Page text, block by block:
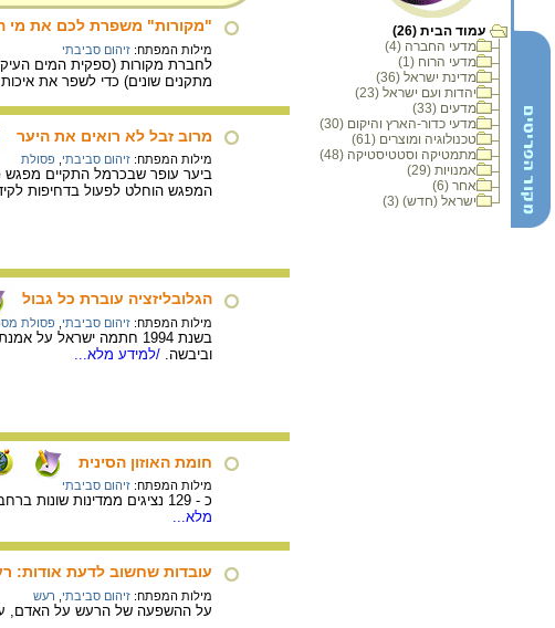
עמוד הבית (26)
מדעי החברה (4)
מדעי הרוח (1)
מדינת ישראל (36)
יהדות ועם ישראל (23)
מדעים (33)
מדעי כדור-הארץ והיקום (30)
טכנולוגיה ומוצרים (61)
מתמטיקה וסטטיסטיקה (48)
אמנויות (29)
אחר (6)
ישראל (חדש) (3)
"מקורות" משפרת לכם את מי
מילות המפתח: זיהום סביבתי
לחברת מקורות (ספקית המים
מתקנים שונים) כדי לשפר את
מרוב זבל לא רואים את היער
מילות המפתח: זיהום סביבתי פסולת
ביער עופר שבכרמל התקיים מפגש
המפגש הוחלט לפעול בדחיפות
הגלובליזציה עוברת כל גבול
מילות המפתח: זיהום סביבתי פסולת
בשנת 1994 חתמה ישראל
וביבשה. /למידע מלא...
חומת האוזון הסינית
מילות המפתח: זיהום סביבתי
כ - 129 נציגים ממדינות שונות ברחבי העולם הגיעו לועידת מונטריאול שנערכה בעיר בייג'ינג שבסין. מטרתו העיקרית של הכנס היא הפחתת כמות החומרים המדלדלים את שכבת האוזון.
מלא...
עובדות שחשוב לדעת אודות:
מילות המפתח: זיהום סביבתי רעש
על ההשפעה של הרעש על האדם, על